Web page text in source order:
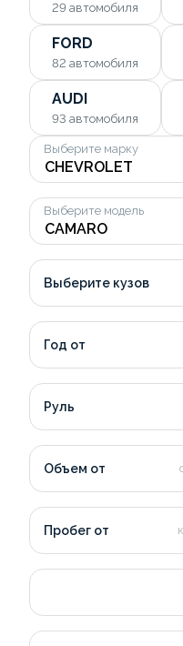
29 автомобиля
FORD
82 автомобиля
AUDI
93 автомобиля
Выберите марку
Выберите модель
Выберите кузов
Год от
Руль
Объем от
Пробег от